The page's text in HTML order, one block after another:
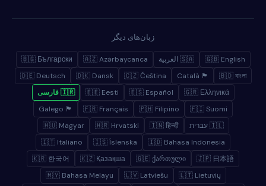
زبان‌های دیگر
🇬🇧 English 🇸🇦 العربية 🇦🇿 Azərbaycanca
🇧🇬 Български
🇧🇩 বাংলা
🏴 Català
🇨🇿 Čeština
🇩🇰 Dansk
🇩🇪 Deutsch
🇬🇷 Ελληνικά
🇪🇸 Español
🇪🇪 Eesti
🇮🇷 فارسی
🇫🇮 Suomi
🇵🇭 Filipino
🇫🇷 Français
🏴 Galego
🇮🇱 עברית
🇮🇳 हिन्दी
🇭🇷 Hrvatski
🇭🇺 Magyar
🇮🇩 Bahasa Indonesia
🇮🇸 Íslenska
🇮🇹 Italiano
🇯🇵 日本語
🇬🇪 ქართული
🇰🇿 Қазақша
🇰🇷 한국어
🇱🇹 Lietuvių
🇱🇻 Latviešu
🇲🇾 Bahasa Melayu